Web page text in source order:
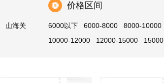
山海关
价格区间
6000以下 6000-8000
8000-10000
10000-12000
12000-15000